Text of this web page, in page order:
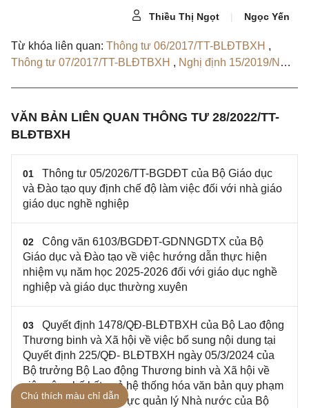
Thiều Thị Ngọt | Ngọc Yến
Từ khóa liên quan: Thông tư 06/2017/TT-BLĐTBXH ,
Thông tư 07/2017/TT-BLĐTBXH , Nghị định 15/2019/NĐ-
VĂN BẢN LIÊN QUAN THÔNG TƯ 28/2022/TT-
BLĐTBXH
01
Thông tư 05/2026/TT-BGDĐT của Bộ Giáo dục
và Đào tạo quy định chế độ làm việc đối với nhà giáo
giáo dục nghề nghiệp
02
Công văn 6103/BGDĐT-GDNNGDTX của Bộ
Giáo dục và Đào tạo về việc hướng dẫn thực hiện
nhiệm vụ năm học 2025-2026 đối với giáo dục nghề
nghiệp và giáo dục thường xuyên
03
Quyết định 1478/QĐ-BLĐTBXH của Bộ Lao động
Thương binh và Xã hội về việc bổ sung nội dung tại
Quyết định 225/QĐ- BLĐTBXH ngày 05/3/2024 của
Bộ trưởng Bộ Lao động Thương binh và Xã hội về
việc công bố kết quả hệ thống hóa văn bản quy phạm
pháp luật thuộc lĩnh vực quản lý Nhà nước của Bộ
Chú thích màu chỉ dẫn